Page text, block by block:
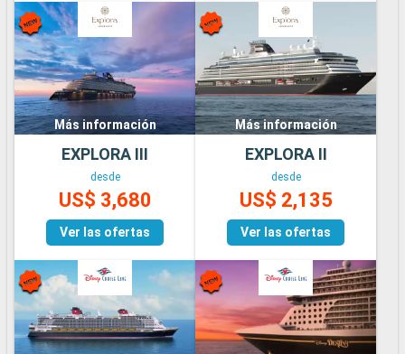
Más información
EXPLORA III
desde
US$ 3,680
Ver las ofertas
Más información
EXPLORA II
desde
US$ 2,135
Ver las ofertas